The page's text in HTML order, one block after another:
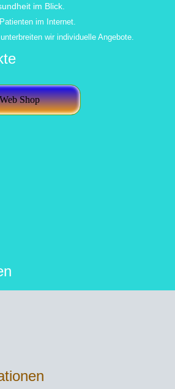
im Blick.
im Internet.
wir individuelle Angebote.
Web Shop